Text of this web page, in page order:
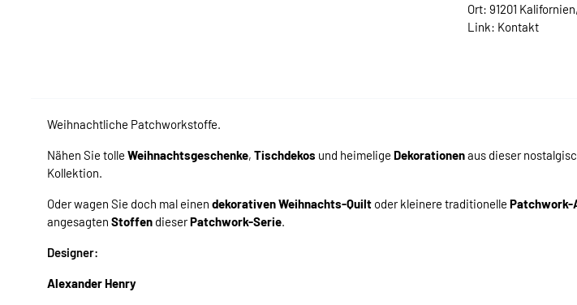
Ort: 91201
Link: Kontakt
Weihnachtliche Patchworkstoffe.
Nähen Sie tolle Weihnachtsgeschenke, Tischdekos und heimelige Dekorationenaus dieser
Kollektion.
Oder wagen Sie doch mal einen dekorativen Weihnachts-Quilt oder kleinere traditionelle Patchwork-
angesagten Stoffen dieserPatchwork-Serie.
Designer:
Alexander Henry